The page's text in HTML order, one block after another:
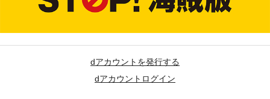
dアカウントを発行する
dアカウントログイン